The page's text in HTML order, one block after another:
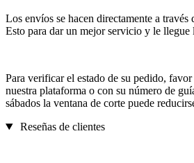
Los envíos se hacen directamente a través
Esto para dar un mejor servicio y le llegue
Para verificar el estado de su pedido,
nuestra plataforma o con su número de
sábados la ventana de corte puede
Reseñas de clientes